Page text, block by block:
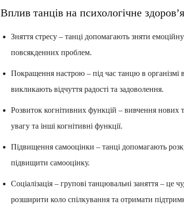
Вплив танців на психологічне здоров’я
Зняття стресу – танці допомагають зняти
повсякденних проблем.
Покращення настрою – під час танцю в організмі
викликають відчуття радості та задоволення.
Розвиток когнітивних функцій – вивчення нових
увагу та інші когнітивні функції.
Підвищення самооцінки – танці допомагають
підвищити самооцінку.
Соціалізація – групові танцювальні заняття –
розширити коло спілкування та отримати